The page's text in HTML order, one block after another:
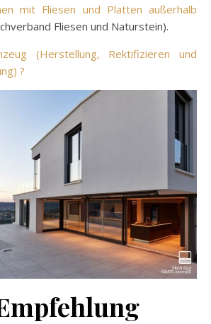
mit Fliesen und Platten außerhalb
Fliesen und Naturstein).
(Herstellung, Rektifizieren und
?